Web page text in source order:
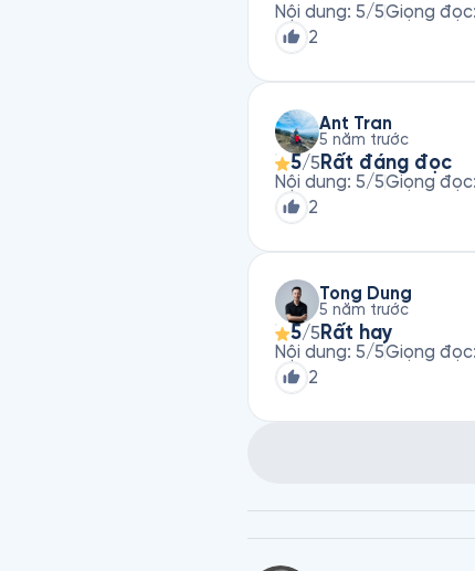
Nội dung: 5/5Giọng đọc:
2
Ant Tran
5 năm trước
5/5 Rất đáng đọc
Nội dung: 5/5Giọng đọc:
2
Tong Dung
5 năm trước
5/5 Rất hay
Nội dung: 5/5Giọng đọc:
2